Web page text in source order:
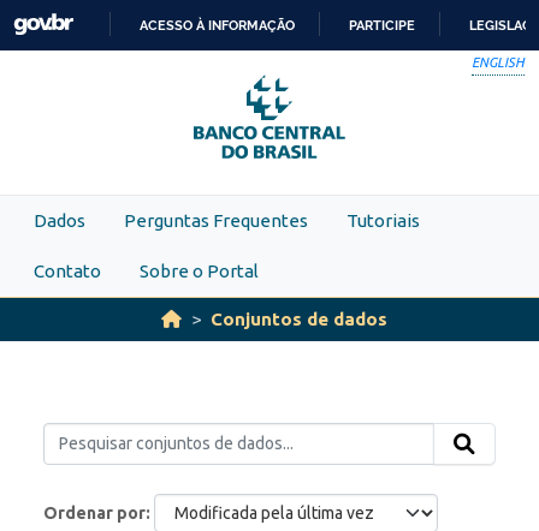
Skip to main content
PARA
O
CONTEÚDO
ACESSO À INFORMAÇÃO PARTICIPE
ENGLISH
Dados Perguntas Frequentes Tutoriais
Contato Sobre o Portal
Conjuntos de dados
Ordenar por